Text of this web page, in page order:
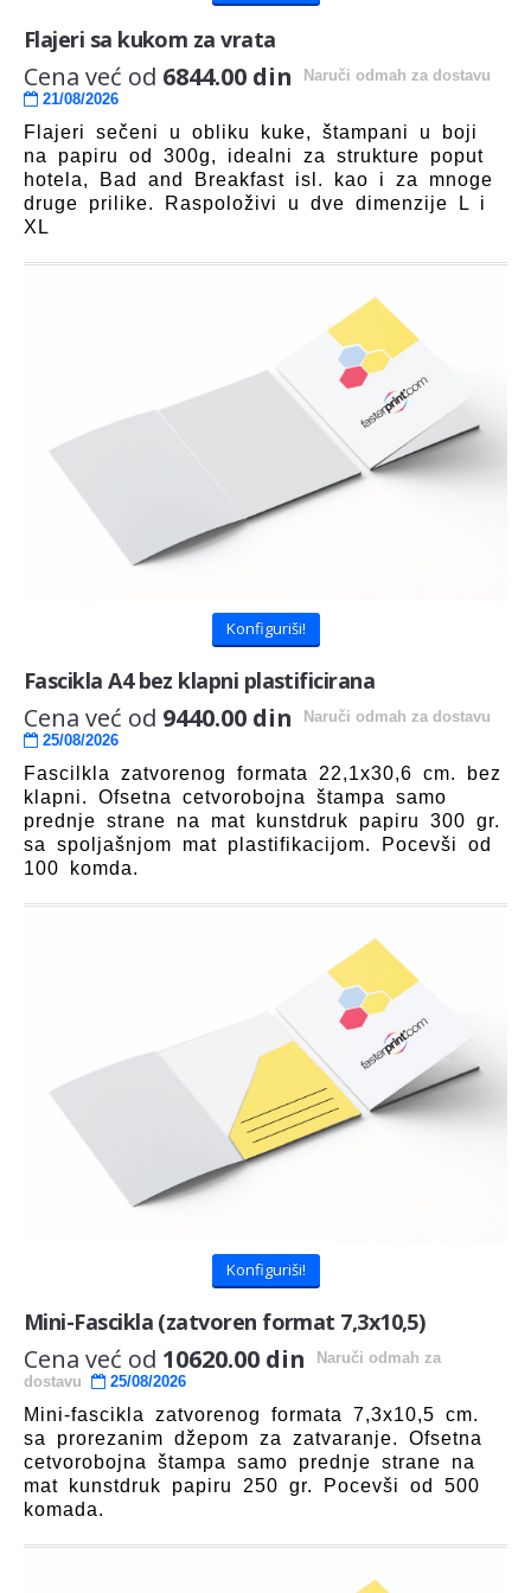
Flajeri sa kukom za vrata
Cena već od 6844.00 din Naruči odmah za dostavu
21/08/2026
Flajeri sečeni u obliku kuke, štampani u boji
na papiru od 300g, idealni za strukture poput
hotela, Bad and Breakfast isl. kao i za mnoge
druge prilike. Raspoloživi u dve dimenzije L i
XL
Konfiguriši!
Fascikla A4 bez klapni plastificirana
Cena već od 9440.00 din Naruči odmah za dostavu
25/08/2026
Fascilkla zatvorenog formata 22,1x30,6 cm. bez
klapni. Ofsetna cetvorobojna štampa samo
prednje strane na mat kunstdruk papiru 300 gr.
sa spoljašnjom mat plastifikacijom. Pocevši od
100 komda.
Konfiguriši!
Mini-Fascikla (zatvoren format 7,3x10,5)
Cena već od 10620.00 din Naruči odmah za
dostavu
25/08/2026
Mini-fascikla zatvorenog formata 7,3x10,5 cm.
sa prorezanim džepom za zatvaranje. Ofsetna
cetvorobojna štampa samo prednje strane na
mat kunstdruk papiru 250 gr. Pocevši od 500
komada.